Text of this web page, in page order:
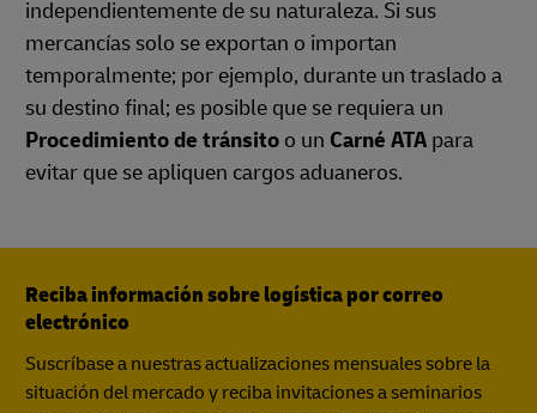
independientemente de su naturaleza. Si sus
mercancías solo se exportan o importan
temporalmente; por ejemplo, durante un traslado a
su destino final; es posible que se requiera un
Procedimiento de tránsito o un Carné ATA para
evitar que se apliquen cargos aduaneros.
Reciba información sobre logística por correo
electrónico
Suscríbase a nuestras actualizaciones mensuales sobre la
situación del mercado y reciba invitaciones a seminarios